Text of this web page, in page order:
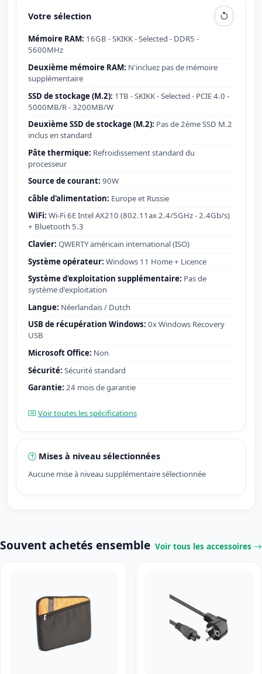
Votre sélection
Mémoire RAM: 16GB - SKIKK - Selected - DDR5 -
5600MHz
Deuxième mémoire RAM: N'incluez pas de mémoire
supplémentaire
SSD de stockage (M.2): 1TB - SKIKK - Selected - PCIE 4.0 -
5000MB/R - 3200MB/W
Deuxième SSD de stockage (M.2): Pas de 2ème SSD M.2
inclus en standard
Pâte thermique: Refroidissement standard du
processeur
Source de courant: 90W
câble d'alimentation: Europe et Russie
WiFi: Wi-Fi 6E Intel AX210 (802.11ax 2.4/5GHz - 2.4Gb/s)
+ Bluetooth 5.3
Clavier: QWERTY américain international (ISO)
Système opérateur: Windows 11 Home + Licence
Système d'exploitation supplémentaire: Pas de
système d'exploitation
Langue: Néerlandais / Dutch
USB de récupération Windows: 0x Windows Recovery
USB
Microsoft Office: Non
Sécurité: Sécurité standard
Garantie: 24 mois de garantie
Voir toutes les spécifications
Mises à niveau sélectionnées
Aucune mise à niveau supplémentaire sélectionnée
Souvent achetés ensemble Voir tous les accessoires